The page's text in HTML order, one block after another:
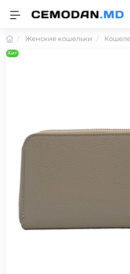
Женские кошельки
Хит